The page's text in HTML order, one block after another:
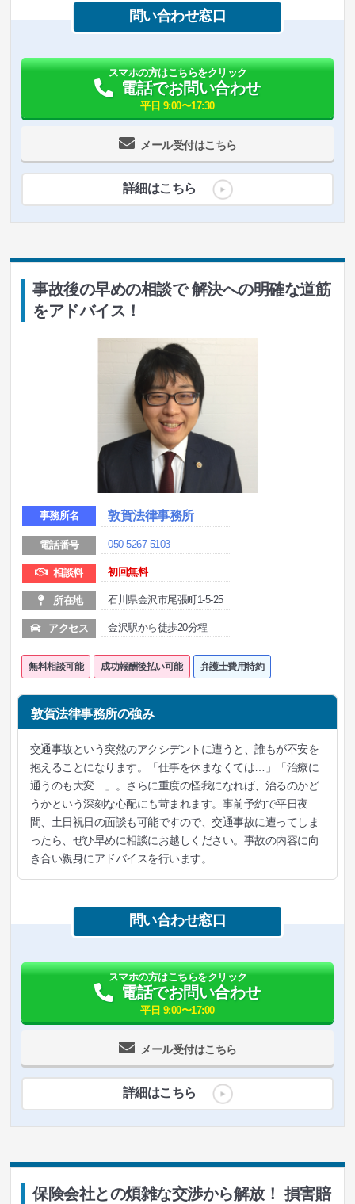
問い合わせ窓口
メール受付はこちら
スマホの方はこちらをクリック
電話でお問い合わせ
平日 9:00〜17:30
詳細はこちら
事故後の早めの相談で 解決への明確な道筋
をアドバイス！
事務所名 敦賀法律事務所
電話番号 050-5267-5103
相談料 初回無料
所在地 石川県金沢市尾張町1-5-25
アクセス 金沢駅から徒歩20分程
無料相談可能 成功報酬後払い可能 弁護士費用特約
敦賀法律事務所の強み
交通事故という突然のアクシデントに遭うと、誰もが不安を
抱えることになります。「仕事を休まなくては…」「治療に
通うのも大変…」。さらに重度の怪我になれば、治るのかど
うかという深刻な心配にも苛まれます。事前予約で平日夜
間、土日祝日の面談も可能ですので、交通事故に遭ってしま
ったら、ぜひ早めに相談にお越しください。事故の内容に向
き合い親身にアドバイスを行います。
問い合わせ窓口
メール受付はこちら
スマホの方はこちらをクリック
電話でお問い合わせ
平日 9:00〜17:00
詳細はこちら
保険会社との煩雑な交渉から解放！ 損害賠